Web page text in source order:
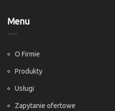
Menu
O Firmie
Produkty
Usługi
Zapytanie ofertowe